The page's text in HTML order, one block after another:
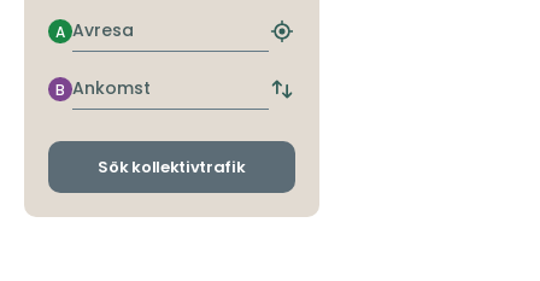
Avresa
A
Hitta
hållplats
Ankomst
B
Byt
och
Sök kollektivtrafik